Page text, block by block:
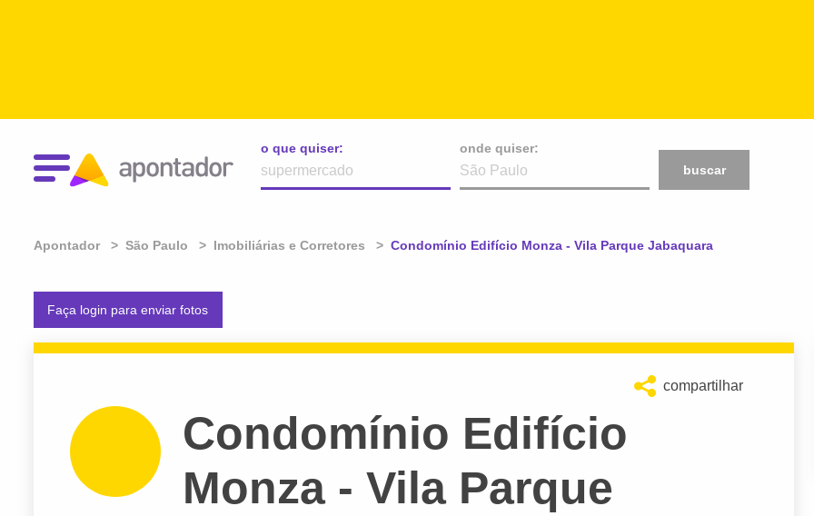
o que quiser:
onde quiser:
buscar
Apontador São Paulo Imobiliárias e Corretores Atual:
Condomínio Edifício Monza - Vila Parque Jabaquara
Faça login para enviar fotos
compartilhar
Condomínio Edifício
Monza - Vila Parque